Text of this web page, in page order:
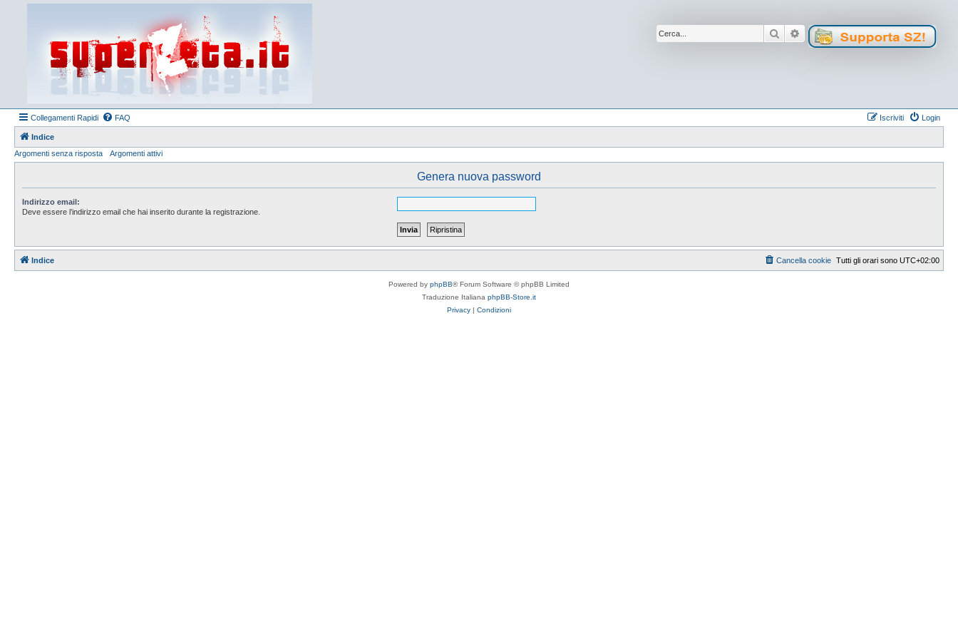
Cerca Ricerca avanzata
Collegamenti Rapidi FAQ Login
Iscriviti
Indice
Argomenti senza risposta
Argomenti attivi
Genera nuova password
Indirizzo email:
Deve essere l’indirizzo email che hai inserito durante la registrazione.
Indice Tutti gli orari sono UTC+02:00
Cancella cookie
Powered by phpBB® Forum Software © phpBB Limited
Traduzione Italiana phpBB-Store.it
Privacy | Condizioni